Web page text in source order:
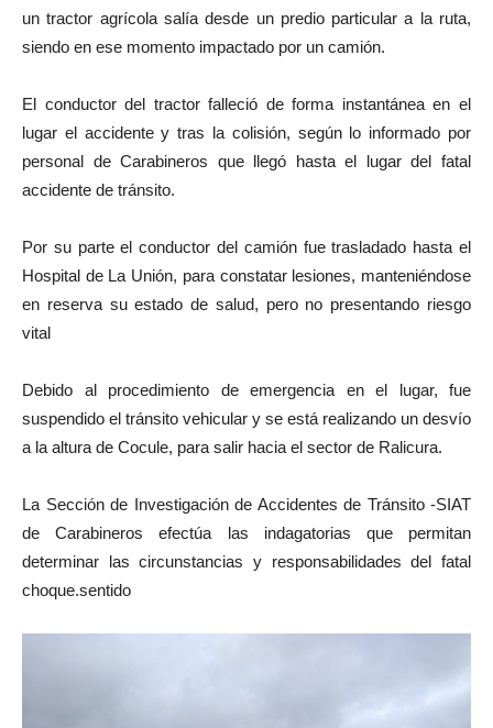
un tractor agrícola salía desde un predio particular a la ruta,
siendo en ese momento impactado por un camión.
El conductor del tractor falleció de forma instantánea en el
lugar el accidente y tras la colisión, según lo informado por
personal de Carabineros que llegó hasta el lugar del fatal
accidente de tránsito.
Por su parte el conductor del camión fue trasladado hasta el
Hospital de La Unión, para constatar lesiones, manteniéndose
en reserva su estado de salud, pero no presentando riesgo
vital
Debido al procedimiento de emergencia en el lugar, fue
suspendido el tránsito vehicular y se está realizando un desvío
a la altura de Cocule, para salir hacia el sector de Ralicura.
La Sección de Investigación de Accidentes de Tránsito -SIAT
de Carabineros efectúa las indagatorias que permitan
determinar las circunstancias y responsabilidades del fatal
choque.sentido